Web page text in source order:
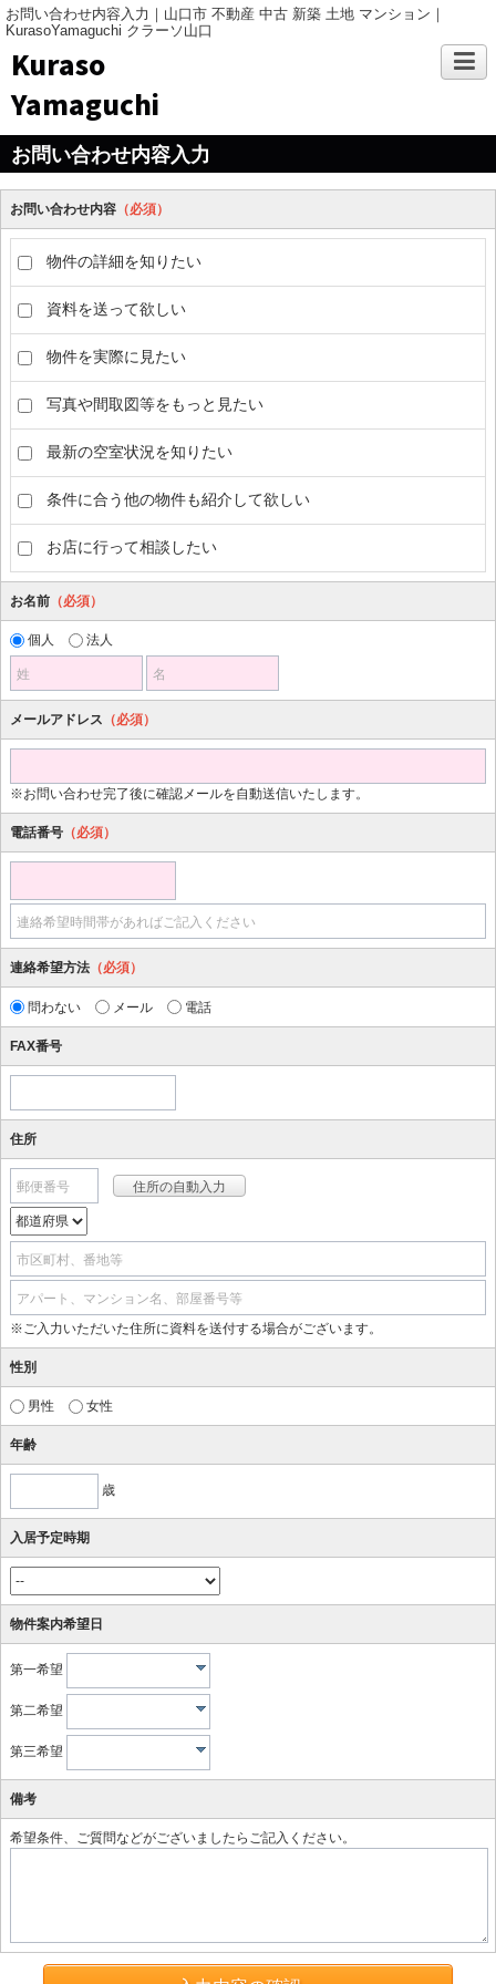
お問い合わせ内容入力｜山口市 不動産 中古 新築 土地 マンション｜
KurasoYamaguchi クラーソ山口
Kuraso
Yamaguchi
お問い合わせ内容入力
お問い合わせ内容 （必須）
物件の詳細を知りたい
資料を送って欲しい
物件を実際に見たい
写真や間取図等をもっと見たい
最新の空室状況を知りたい
条件に合う他の物件も紹介して欲しい
お店に行って相談したい
お名前 （必須）
個人 法人
姓 名
メールアドレス （必須）
※お問い合わせ完了後に確認メールを自動送信いたします。
電話番号 （必須）
連絡希望時間帯があればご記入ください
連絡希望方法 （必須）
問わない メール 電話
FAX番号
住所
郵便番号
市区町村、番地等
アパート、マンション名、部屋番号等
※ご入力いただいた住所に資料を送付する場合がございます。
性別
男性 女性
年齢
歳
入居予定時期
物件案内希望日
第一希望
第二希望
第三希望
備考
希望条件、ご質問などがございましたらご記入ください。